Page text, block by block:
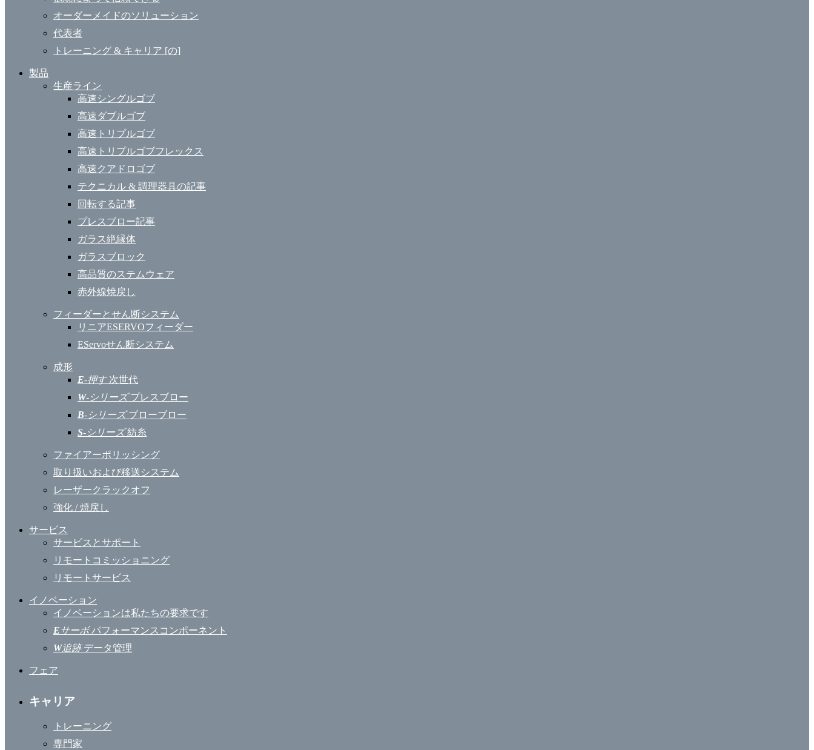
オーダーメイドのソリューション
代表者
トレーニング & キャリア [の]
製品
生産ライン
高速シングルゴブ
高速ダブルゴブ
高速トリプルゴブ
高速トリプルゴブフレックス
高速クアドロゴブ
テクニカル & 調理器具の記事
回転する記事
プレスブロー記事
ガラス絶縁体
ガラスブロック
高品質のステムウェア
赤外線焼戻し
フィーダーとせん断システム
リニアESERVOフィーダー
EServoせん断システム
成形
E-押す次世代
W-シリーズプレスブロー
B-シリーズブローブロー
S-シリーズ紡糸
ファイアーポリッシング
取り扱いおよび移送システム
レーザークラックオフ
強化 / 焼戻し
サービス
サービスとサポート
リモートコミッショニング
リモートサービス
イノベーション
イノベーションは私たちの要求です
Eサーボパフォーマンスコンポーネント
W追跡データ管理
フェア
キャリア
トレーニング
専門家